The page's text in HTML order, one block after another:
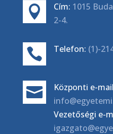
 Cím: 1015
2-4.
 Telefon: (1)-

Központi e-
Vezetőségi e-